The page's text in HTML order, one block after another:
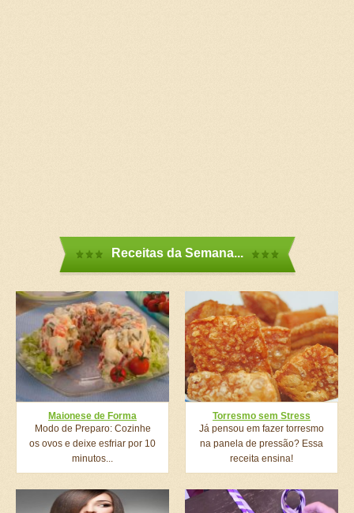
Receitas da Semana...
Maionese de Forma
Modo de Preparo: Cozinhe
os ovos e deixe esfriar por 10
minutos...
Torresmo sem Stress
Já pensou em fazer torresmo
na panela de pressão? Essa
receita ensina!